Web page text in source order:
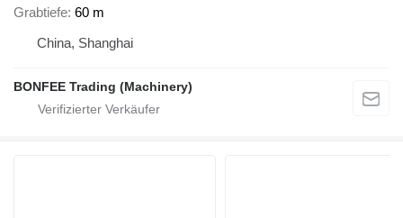
Grabtiefe 60 m
China, Shanghai
BONFEE Trading (Machinery)